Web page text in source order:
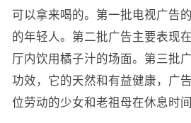
可以拿来喝的。第一批电视广告
的年轻人。第二批广告主要表现
厅内饮用橘子汁的场面。第三批
功效，它的天然和有益健康，广
位劳动的少女和老祖母在休息时